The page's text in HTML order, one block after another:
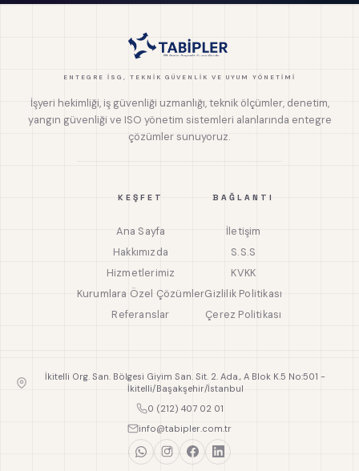
ENTEGRE İSG, TEKNIK GÜVENLIK VE UYUM YÖNETIMI
İşyeri hekimliği, iş güvenliği uzmanlığı, teknik ölçümler, denetim,
yangın güvenliği ve ISO yönetim sistemleri alanlarında entegre
çözümler sunuyoruz.
KEŞFET
Ana Sayfa
Hakkımızda
Hizmetlerimiz
Kurumlara Özel Çözümler
Referanslar
BAĞLANTI
İletişim
S.S.S
KVKK
Gizlilik Politikası
Çerez Politikası
İkitelli Org. San. Bölgesi Giyim San. Sit. 2. Ada., A Blok K.5 No:501 -
İkitelli/Başakşehir/İstanbul
0 (212) 407 02 01
info@tabipler.com.tr